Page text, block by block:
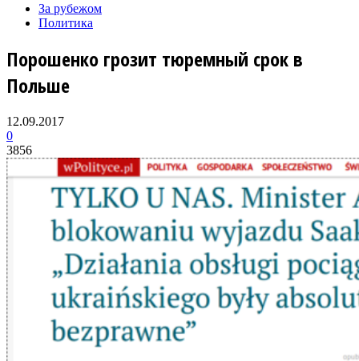
За рубежом
Политика
Порошенко грозит тюремный срок в
Польше
12.09.2017
0
3856